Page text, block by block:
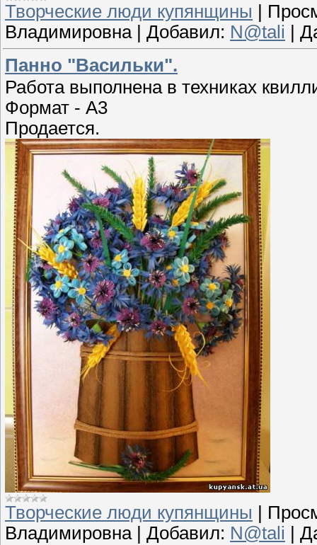
Творческие люди купянщины |
Владимировна | Добавил: N@tali |
Панно "Васильки".
Работа выполнена в техниках
Формат - А3
Продается.
Творческие люди купянщины
Владимировна| Добавил: N@tali